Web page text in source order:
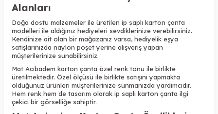
Alanları
Doğa dostu malzemeler ile üretilen ip saplı karton çanta
modelleri ile aldığınız hediyeleri sevdiklerinize verebilirsiniz.
Kendinize ait olan bir mağazanız varsa, hediyelik eşya
satışlarınızda naylon poşet yerine alışveriş yapan
müşterilerinize sunabilirsiniz.
Mat Acıbadem karton çanta özel renk tonu ile birlikte
üretilmektedir. Özel ölçüsü ile birlikte satışını yapmakta
olduğunuz ürünleri müşterilerinize sunmanızda yardımcıdır.
Hem renk hem de tasarım olarak ip saplı karton çanta ilgi
çekici bir görselliğe sahiptir.